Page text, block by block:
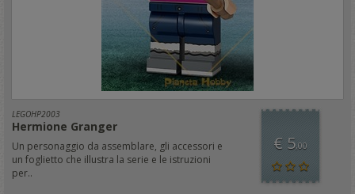
LEGOHP2003
Hermione Granger
Un personaggio da assemblare, gli accessori e
un foglietto che illustra la serie e le istruzioni
per..
€ 5,00